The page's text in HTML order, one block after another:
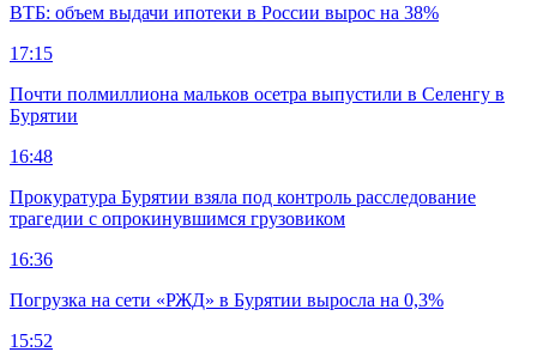
ВТБ: объем выдачи ипотеки в России вырос на 38%
17:15
Почти полмиллиона мальков осетра выпустили в Селенгу в
Бурятии
16:48
Прокуратура Бурятии взяла под контроль расследование
трагедии с опрокинувшимся грузовиком
16:36
Погрузка на сети «РЖД» в Бурятии выросла на 0,3%
15:52